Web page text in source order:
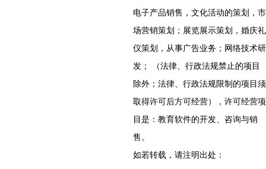
电子产品销售，文化活动的策划，市
场营销策划；展览展示策划，婚庆礼
仪策划，从事广告业务；网络技术研
发； （法律、行政法规禁止的项目
除外；法律、行政法规限制的项目须
取得许可后方可经营），许可经营项
目是：教育软件的开发、咨询与销
售。
如若转载，请注明出处：